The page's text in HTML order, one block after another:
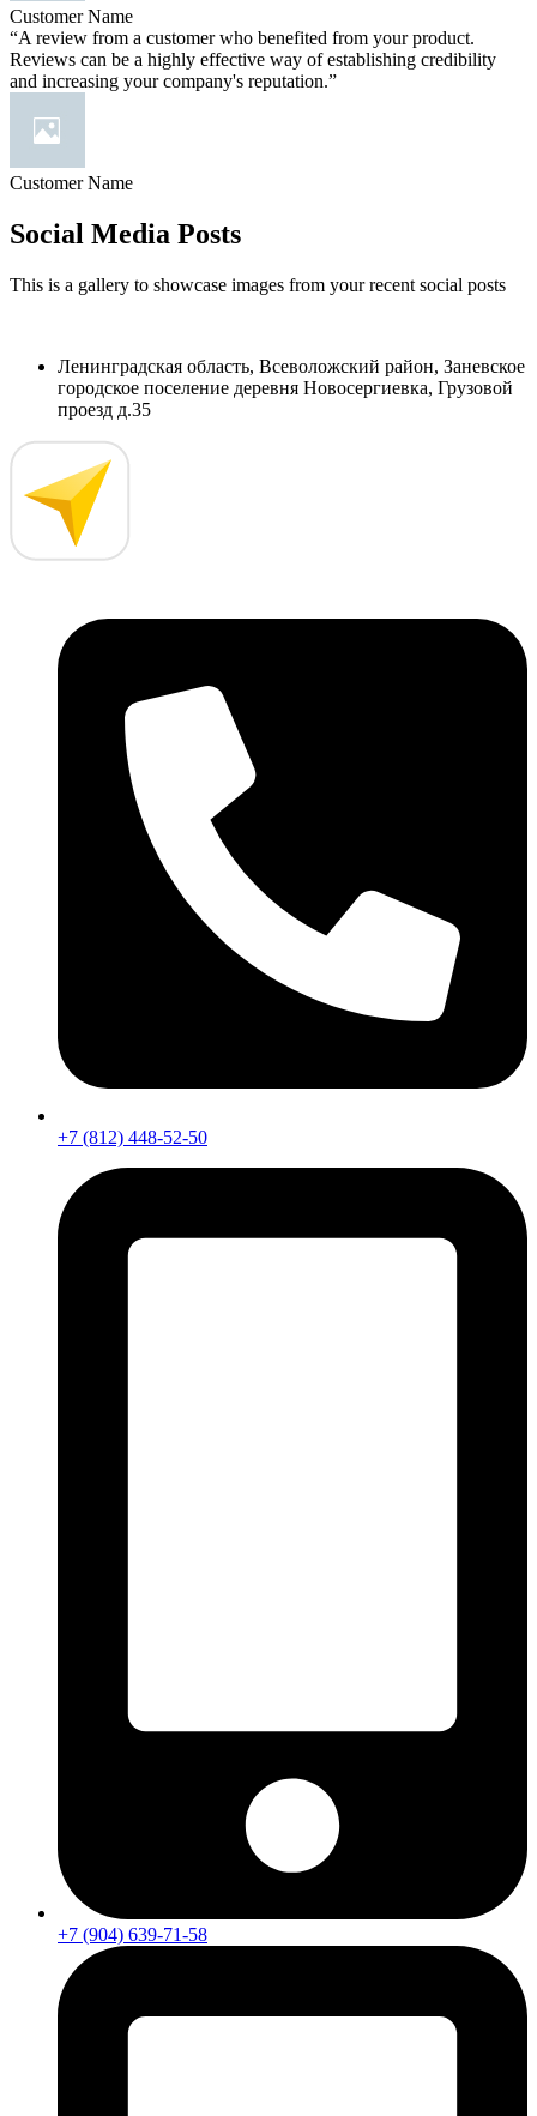
Customer Name
“A review from a customer who benefited from your product.
Reviews can be a highly effective way of establishing credibility
and increasing your company's reputation.”
Customer Name
Social Media Posts
This is a gallery to showcase images from your recent social posts
Ленинградская область, Всеволожский район, Заневское
городское поселение деревня Новосергиевка, Грузовой
проезд д.35
+7 (812) 448-52-50
+7 (904) 639-71-58